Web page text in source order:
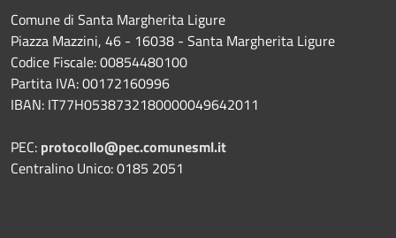
Comune di Santa Margherita Ligure
Piazza Mazzini, 46 - 16038 - Santa Margherita Ligure
Codice Fiscale: 00854480100
Partita IVA: 00172160996
IBAN: IT77H0538732180000049642011
PEC: protocollo@pec.comunesml.it
Centralino Unico: 0185 2051